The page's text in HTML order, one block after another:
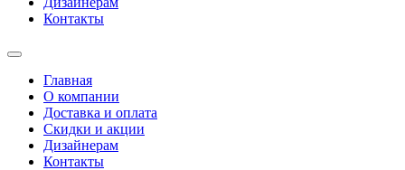
Контакты
Главная
О компании
Доставка и оплата
Скидки и акции
Дизайнерам
Контакты